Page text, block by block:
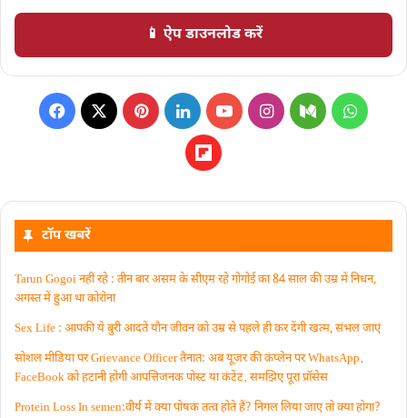
📱 ऐप डाउनलोड करें
टॉप खबरें
Tarun Gogoi नहीं रहे : तीन बार असम के सीएम रहे गोगोई का 84 साल की उम्र में निधन,
अगस्त में हुआ था कोरोना
Sex Life : आपकी ये बुरी आदतें याैन जीवन को उम्र से पहले ही कर देंगी खत्म, संभल जाएं
सोशल मीडिया पर Grievance Officer तैनात: अब यूजर की कंप्लेन पर WhatsApp‚
FaceBook को हटानी होगी आपत्तिजनक पोस्ट या कंटेंट‚ समझिए पूरा प्रॉसेस
Protein Loss In semen:वीर्य में क्या पोषक तत्व होते हैं? निगल लिया जाए तो क्या होगा?